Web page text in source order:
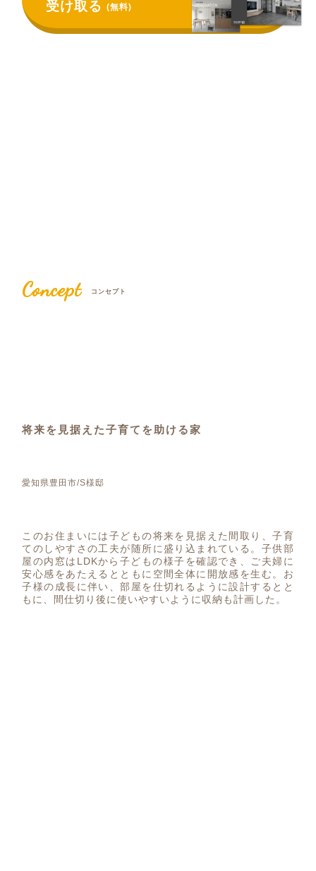
受け取る(無料)
Concept コンセプト
将来を見据えた子育てを助ける家
愛知県豊田市/S様邸
このお住まいには子どもの将来を見据えた間取り、子育
てのしやすさの工夫が随所に盛り込まれている。子供部
屋の内窓はLDKから子どもの様子を確認でき、ご夫婦に
安心感をあたえるとともに空間全体に開放感を生む。お
子様の成長に伴い、部屋を仕切れるように設計するとと
もに、間仕切り後に使いやすいように収納も計画した。